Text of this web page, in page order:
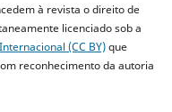
à revista o direito de
licenciado sob a
(CC BY)que
reconhecimento da autoria